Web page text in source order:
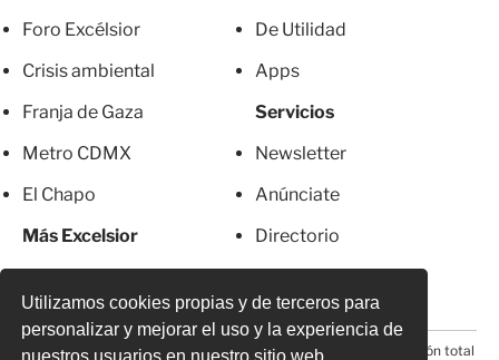
Utilizamos cookies propias y de terceros para
personalizar y mejorar el uso y la experiencia de
nuestros usuarios en nuestro sitio web.
Foro Excélsior
Crisis ambiental
Franja de Gaza
Metro CDMX
El Chapo
Más Excelsior
De Utilidad
Apps
Servicios
Newsletter
Anúnciate
Directorio
© 2026 Todos los derechos reservados. Prohibida la reproducción total